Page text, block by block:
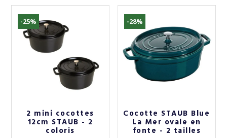
(4 avis)
-25%
2 mini cocottes
12cm STAUB - 2
coloris
-28%
Cocotte STAUB Blue
La Mer ovale en
fonte - 2 tailles